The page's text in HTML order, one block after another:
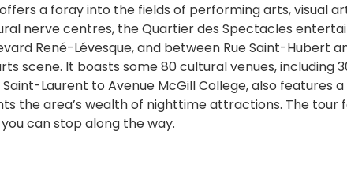
a foray into the fields of performing arts, visual
nerve centres, the Quartier des Spectacles
René-Lévesque, and between Rue Saint-Hubert
scene. It boasts some 80 cultural venues, including
Laurent to Avenue McGill College, also features
the area’s wealth of nighttime attractions. The tour
can stop along the way.